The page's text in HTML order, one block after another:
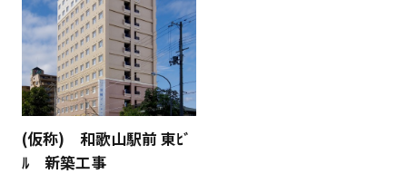
(仮称) 和歌山駅前 東ﾋﾞ
ﾙ 新築工事